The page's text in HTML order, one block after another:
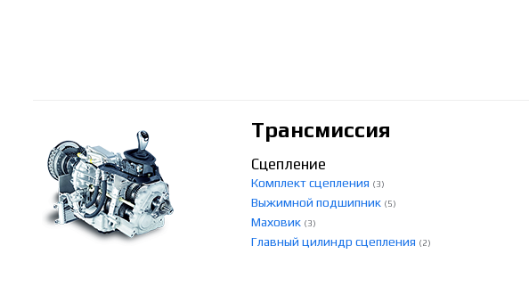
Трансмиссия
Сцепление
Комплект сцепления (3)
Выжимной подшипник (5)
Маховик (3)
Главный цилиндр сцепления (2)